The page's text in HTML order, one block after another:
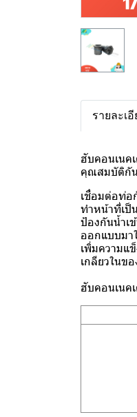
รายละเ
ฮับคอนเนค
คุณสมบัติกัน
เชื่อมต่อท่
ทำหน้าที่เป็
ป้องกันน้ำเข้
ออกแบบมา
เพิ่มความแข็
เกลียวในข
ฮับคอนเนค